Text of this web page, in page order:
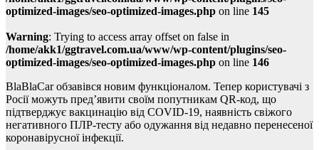
optimized-images/seo-optimized-images.php on line 145
Warning: Trying to access array offset on false in
/home/akk1/ggtravel.com.ua/www/wp-content/plugins/seo-
optimized-images/seo-optimized-images.php on line 146
BlaBlaCar обзавівся новим функціоналом. Тепер користувачі з
Росії можуть пред’явити своїм попутникам QR-код, що
підтверджує вакцинацію від COVID-19, наявність свіжого
негативного ПЛР-тесту або одужання від недавно перенесеної
коронавірусної інфекції.